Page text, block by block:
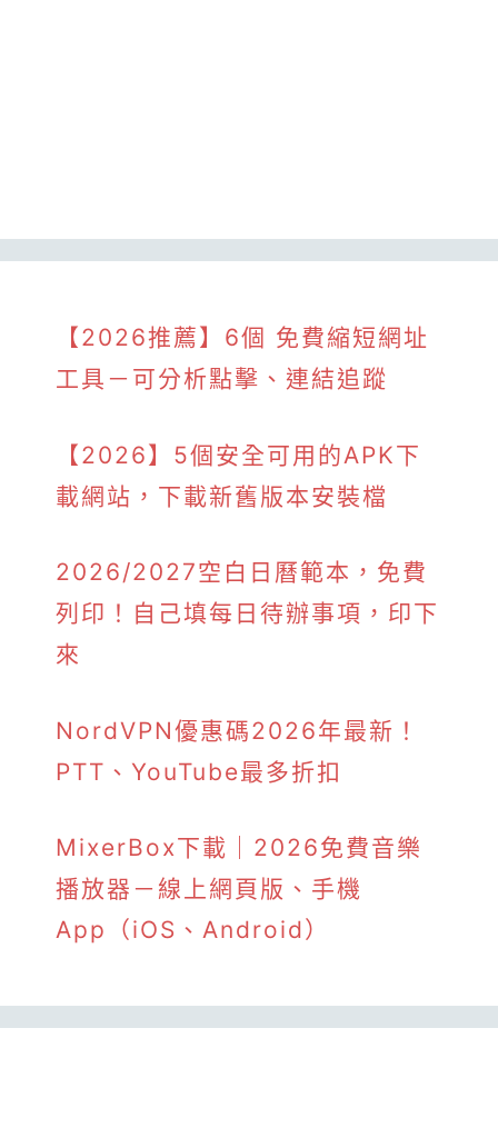
【2026推薦】6個 免費縮短網址
工具－可分析點擊、連結追蹤
【2026】5個安全可用的APK下
載網站，下載新舊版本安裝檔
2026/2027空白日曆範本，免費
列印！自己填每日待辦事項，印下
來
NordVPN優惠碼2026年最新！
PTT、YouTube最多折扣
MixerBox下載｜2026免費音樂
播放器－線上網頁版、手機
App（iOS、Android）